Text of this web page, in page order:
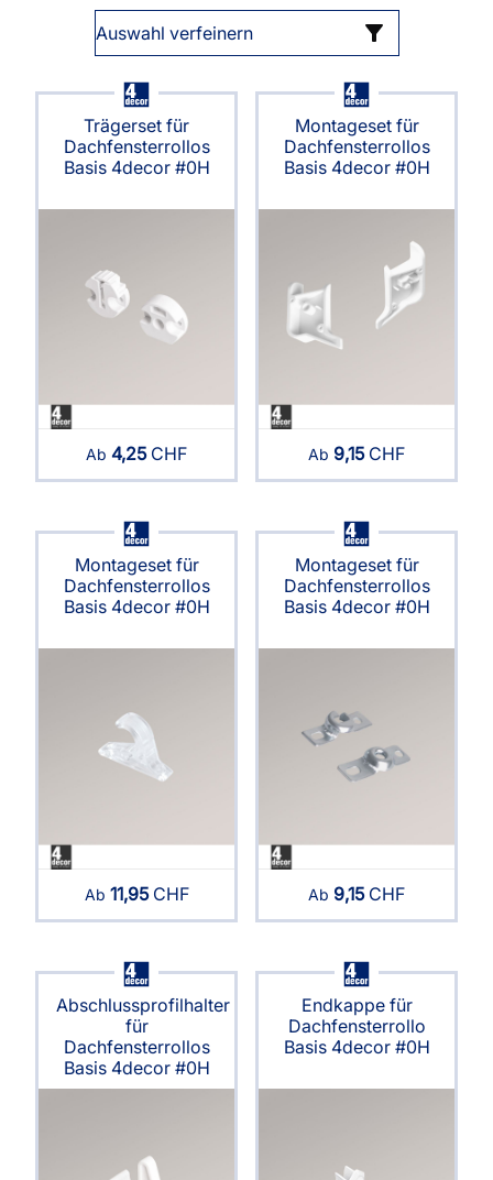
Auswahl verfeinern
Trägerset für
Dachfensterrollos
Basis 4decor #0H
Ab 4,25CHF
Montageset für
Dachfensterrollos
Basis 4decor #0H
Ab 9,15CHF
Montageset für
Dachfensterrollos
Basis 4decor #0H
Ab 11,95CHF
Montageset für
Dachfensterrollos
Basis 4decor #0H
Ab 9,15CHF
Abschlussprofilhalter
für
Dachfensterrollos
Basis 4decor #0H
Endkappe für
Dachfensterrollo
Basis 4decor #0H